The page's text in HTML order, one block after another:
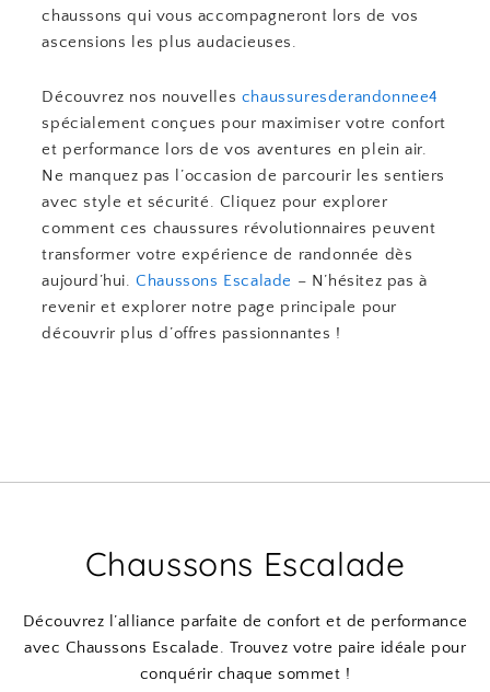
chaussons qui vous accompagneront lors de vos
ascensions les plus audacieuses.
Découvrez nos nouvelles chaussuresderandonnee4
spécialement conçues pour maximiser votre confort
et performance lors de vos aventures en plein air.
Ne manquez pas l’occasion de parcourir les sentiers
avec style et sécurité. Cliquez pour explorer
comment ces chaussures révolutionnaires peuvent
transformer votre expérience de randonnée dès
aujourd’hui.Chaussons Escalade – N’hésitez pas à
revenir et explorer notre page principale pour
découvrir plus d’offres passionnantes !
Chaussons Escalade
Découvrez l’alliance parfaite de confort et de performance
avec Chaussons Escalade. Trouvez votre paire idéale pour
conquérir chaque sommet !